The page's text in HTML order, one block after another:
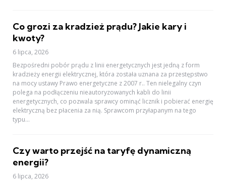
Co grozi za kradzież prądu? Jakie kary i
kwoty?
6 lipca, 2026
Bezpośredni pobór prądu z linii energetycznych jest jedną z form
kradzieży energii elektrycznej, która została uznana za przestępstwo
na mocy ustawy Prawo energetyczne z 2007 r.. Ten nielegalny czyn
polega na podłączeniu nieautoryzowanych kabli do linii
energetycznych, co pozwala sprawcy ominąć licznik i pobierać energię
elektryczną bez płacenia za nią. Sprawcom przyłapanym na tego
typu...
Czy warto przejść na taryfę dynamiczną
energii?
6 lipca, 2026